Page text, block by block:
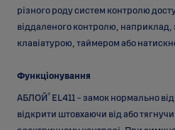
різного роду систем контролю
віддаленого контролю, наприклад,
клавіатурою, таймером або
Функціонування
АБЛОЙ® EL411 - замок нормально
відкрити штовхаючи від або